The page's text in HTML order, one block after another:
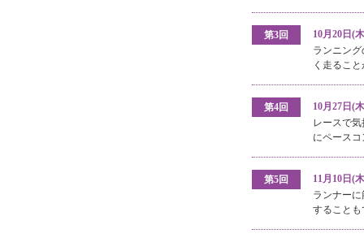
第3回
10月20日(
ランニン
く走るこ
第4回
10月27日(
レースで
にペース
第5回
11月10日(
ランナー
すること